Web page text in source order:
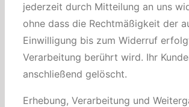
jederzeit durch Mitteilung an uns
ohne dass die Rechtmäßigkeit der
Einwilligung bis zum Widerruf
Verarbeitung berührt wird. Ihr
anschließend gelöscht.
Erhebung, Verarbeitung und